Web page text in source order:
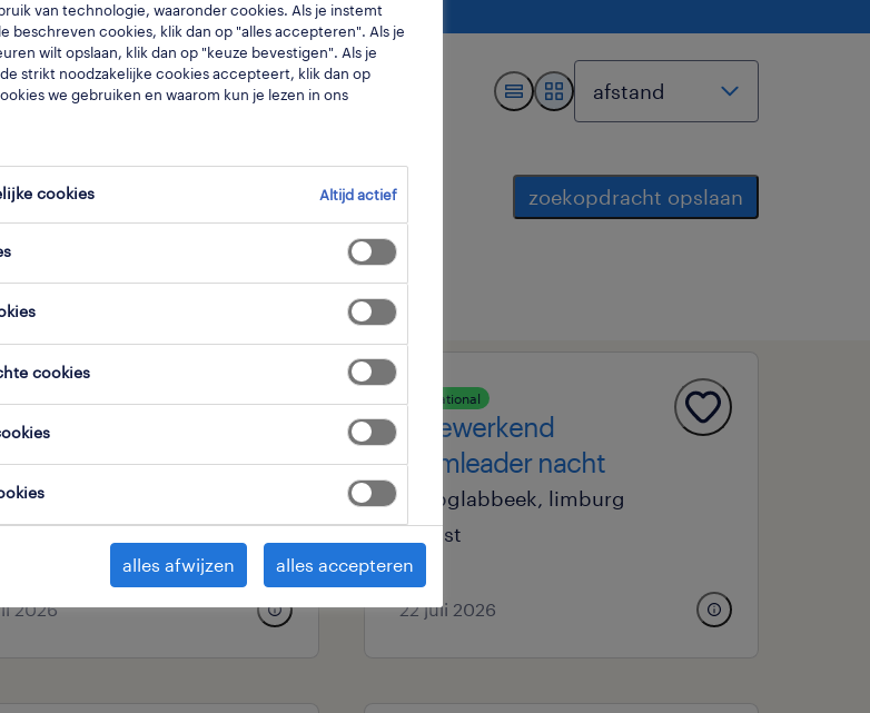
zoekopdracht opslaan
alles wissen
late
limburg
2026
operational
meewerkend
teamleader nacht
opglabbeek, limburg
vast
22 juli 2026
van technologie, waaronder cookies. Als je instemt
beschreven cookies, klik dan op "alles accepteren". Als je
wilt opslaan, klik dan op "keuze bevestigen". Als je
strikt noodzakelijke cookies accepteert, klik dan op
we gebruiken en waarom kun je lezen in ons
cookies Altijd actief
cookies
alles afwijzen alles accepteren